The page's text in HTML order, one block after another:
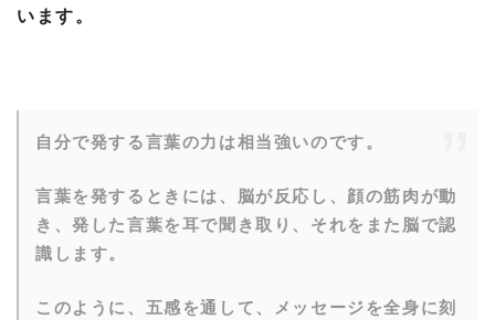
います。
自分で発する言葉の力は相当強いのです。
言葉を発するときには、脳が反応し、顔の筋肉が動
き、発した言葉を耳で聞き取り、それをまた脳で認
識します。
このように、五感を通して、メッセージを全身に刻